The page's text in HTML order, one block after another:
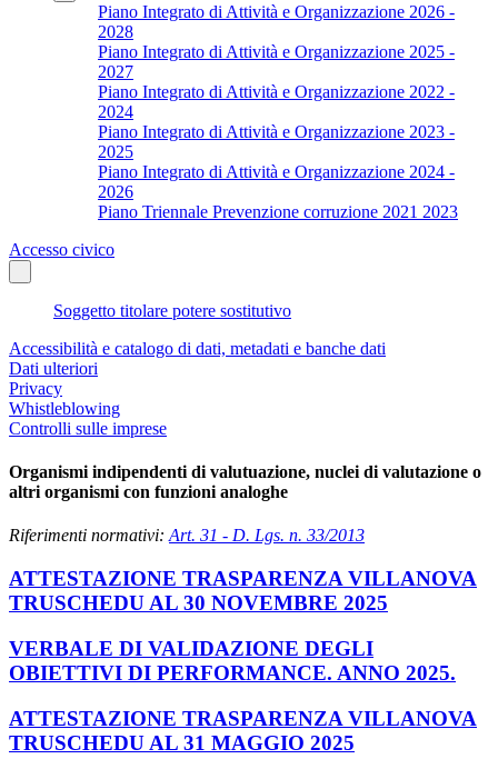
Piano Integrato di Attività e Organizzazione 2026 -
2028
Piano Integrato di Attività e Organizzazione 2025 -
2027
Piano Integrato di Attività e Organizzazione 2022 -
2024
Piano Integrato di Attività e Organizzazione 2023 -
2025
Piano Integrato di Attività e Organizzazione 2024 -
2026
Piano Triennale Prevenzione corruzione 2021 2023
Accesso civico
Soggetto titolare potere sostitutivo
Accessibilità e catalogo di dati, metadati e banche dati
Dati ulteriori
Privacy
Whistleblowing
Controlli sulle imprese
Organismi indipendenti di valutuazione, nuclei di valutazione o
altri organismi con funzioni analoghe
Riferimenti normativi: Art. 31 - D. Lgs. n. 33/2013
ATTESTAZIONE TRASPARENZA VILLANOVA
TRUSCHEDU AL 30 NOVEMBRE 2025
VERBALE DI VALIDAZIONE DEGLI
OBIETTIVI DI PERFORMANCE. ANNO 2025.
ATTESTAZIONE TRASPARENZA VILLANOVA
TRUSCHEDU AL 31 MAGGIO 2025